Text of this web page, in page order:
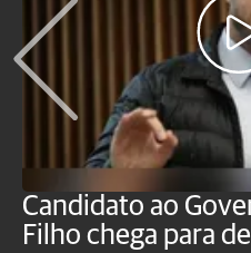
Candidato ao
Filho chega para